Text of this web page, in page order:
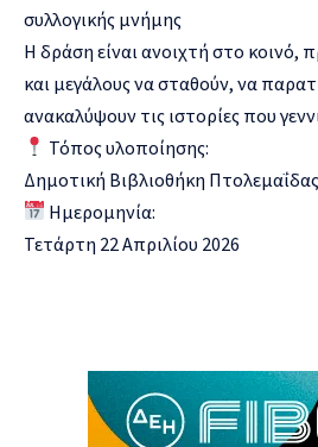
συλλογικής μνήμης
Η δράση είναι ανοιχτή στο κοινό,
και μεγάλους να σταθούν, να
ανακαλύψουν τις ιστορίες που
Τόπος υλοποίησης:
Δημοτική Βιβλιοθήκη
Ημερομηνία:
Τετάρτη 22 Απριλίου 2026